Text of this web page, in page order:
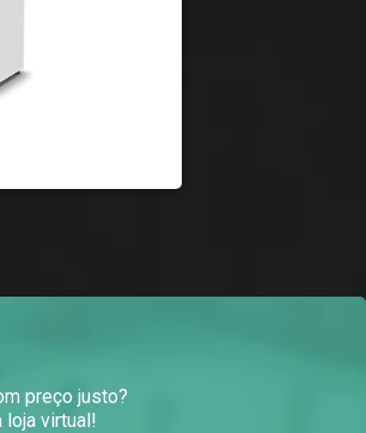
preço justo?
loja virtual!